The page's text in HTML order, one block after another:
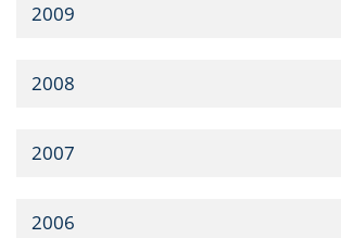
2009
2008
2007
2006